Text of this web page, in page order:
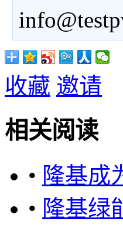
收藏 邀请
相关阅读
• 隆基成
• 隆基绿